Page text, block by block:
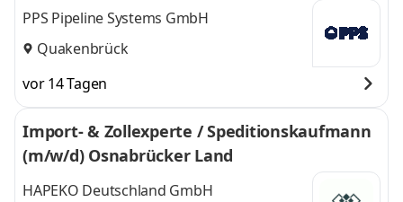
PPS Pipeline Systems GmbH
Quakenbrück
vor 14 Tagen
Import- & Zollexperte / Speditionskaufmann
(m/w/d) Osnabrücker Land
HAPEKO Deutschland GmbH